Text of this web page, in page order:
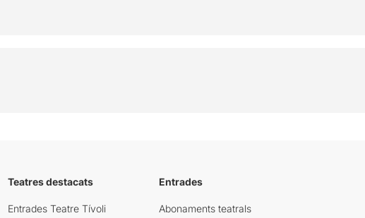
Teatres destacats
Entrades Teatre Tívoli
Entrades
Abonaments teatrals